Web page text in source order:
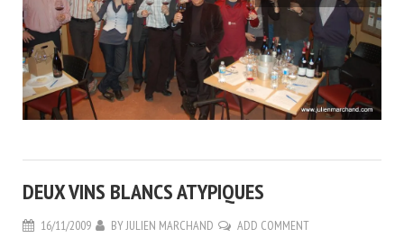
DEUX VINS BLANCS ATYPIQUES
16/11/2009 BYJULIEN MARCHAND ADD COMMENT